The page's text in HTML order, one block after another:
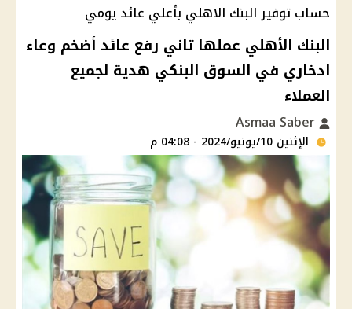
حساب توفير البنك الاهلي بأعلي عائد يومي
البنك الأهلي عملها تاني رفع عائد أضخم وعاء
ادخاري في السوق البنكي هدية لجميع
العملاء
الإثنين 10/يونيو/2024 - 04:08 م